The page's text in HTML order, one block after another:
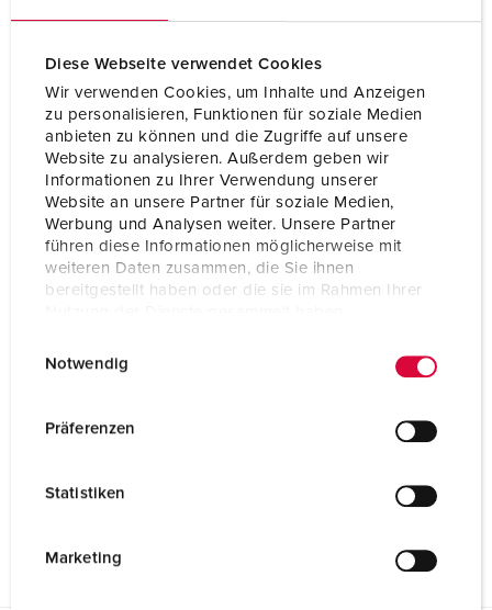
Diese Webseite verwendet Cookies
Wir verwenden Cookies, um Inhalte und Anzeigen
zu personalisieren, Funktionen für soziale Medien
anbieten zu können und die Zugriffe auf unsere
Website zu analysieren. Außerdem geben wir
Informationen zu Ihrer Verwendung unserer
Website an unsere Partner für soziale Medien,
Werbung und Analysen weiter. Unsere Partner
führen diese Informationen möglicherweise mit
weiteren Daten zusammen, die Sie ihnen
bereitgestellt haben oder die sie im Rahmen Ihrer
Notwendig
Präferenzen
Statistiken
Marketing